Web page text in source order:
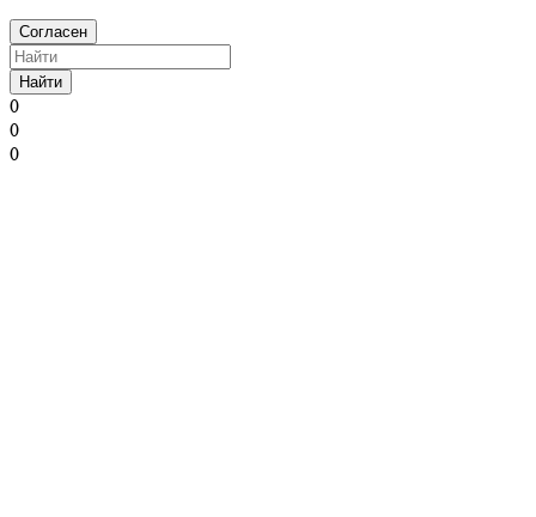
Согласен
Найти
0
0
0